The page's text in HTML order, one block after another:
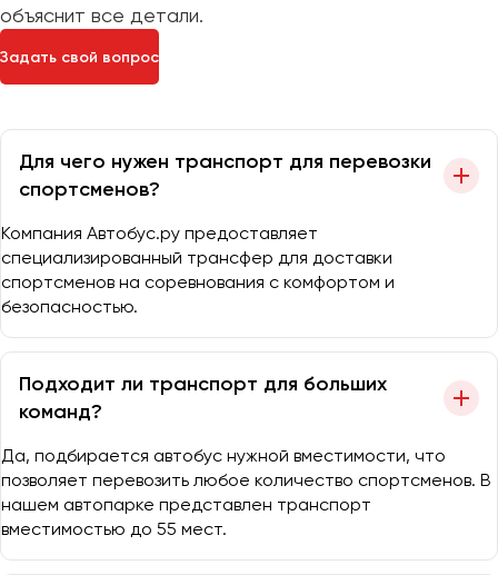
объяснит все детали.
Задать свой вопрос
Для чего нужен транспорт для перевозки
спортсменов?
Компания Автобус.ру предоставляет
специализированный трансфер для доставки
спортсменов на соревнования с комфортом и
безопасностью.
Подходит ли транспорт для больших
команд?
Да, подбирается автобус нужной вместимости, что
позволяет перевозить любое количество спортсменов. В
нашем автопарке представлен транспорт
вместимостью до 55 мест.